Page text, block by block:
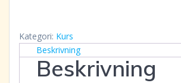
den
28/11-
Kategori: Kurs
Beskrivning
Beskrivning